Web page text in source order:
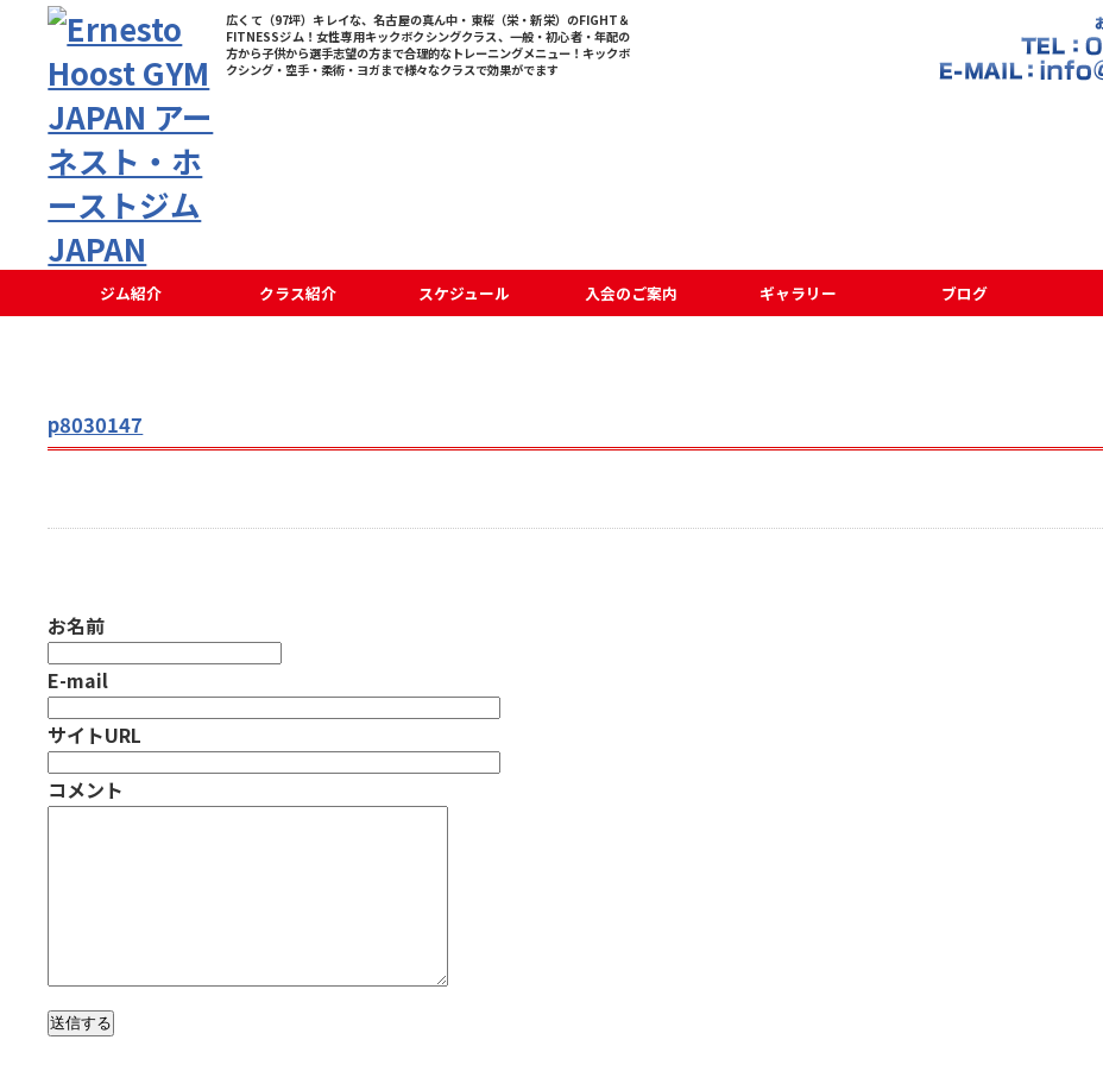
広くて（97坪）キレイな、名古屋の真ん中・東桜（栄・新栄）のFIGHT＆
FITNESSジム！女性専用キックボクシングクラス、一般・初心者・年配の
方から子供から選手志望の方まで合理的なトレーニングメニュー！キックボ
クシング・空手・柔術・ヨガまで様々なクラスで効果がでます
ジム紹介 クラス紹介 スケジュール 入会のご案内 ギャラリー ブログ
p8030147
お名前
E-mail
サイトURL
コメント